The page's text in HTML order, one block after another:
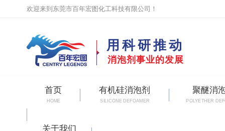
欢迎来到东莞市百年宏图化工科技有限公司！
用科研推动
消泡剂事业的发展
首页
HOME
有机硅消泡剂
SILICONE DEFOAMER
聚醚消
POLYETHER
关于我们